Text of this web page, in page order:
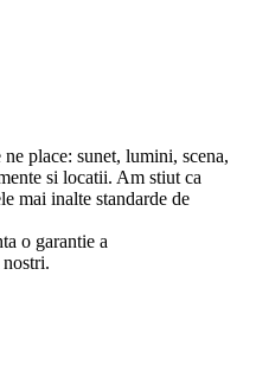
place: sunet, lumini, scena,
si locatii. Am stiut ca
mai inalte standarde de
o garantie a